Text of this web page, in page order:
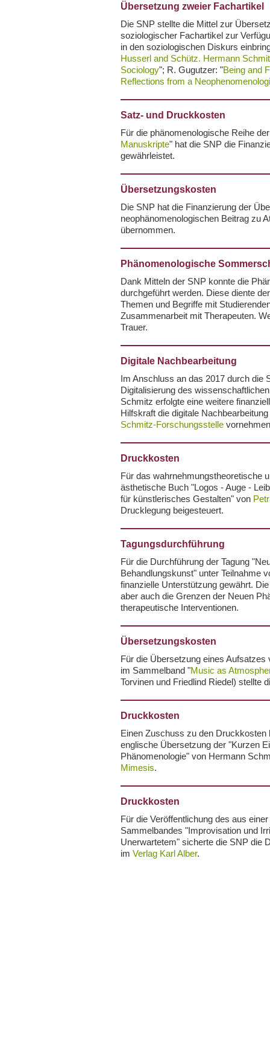
Übersetzung zweier Fachartikel
Die SNP stellte die Mittel zur
soziologischer Fachartikel zur
in den soziologischen Diskurs
Husserl and Schütz. Hermann
Sociology"; R. Gugutzer: "Being and
Reflections from a
Satz- und Druckkosten
Für die phänomenologische Reihe
Manuskripte" hat die SNP die
gewährleistet.
Übersetzungskosten
Die SNP hat die Finanzierung der
neophänomenologischen Beitrag zu
übernommen.
Phänomenologische
Dank Mitteln der SNP konnte die
durchgeführt werden. Diese diente
Themen und Begriffe mit
Zusammenarbeit mit Therapeuten.
Trauer.
Digitale Nachbearbeitung
Im Anschluss an das 2017 durch die
Digitalisierung des
Schmitz erfolgte eine weitere
Hilfskraft die digitale
Schmitz-Forschungsstelle
Druckkosten
Für das wahrnehmungstheoretische
ästhetische Buch "Logos - Auge -
für künstlerisches Gestalten" von
Drucklegung beigesteuert.
Tagungsdurchführung
Für die Durchführung der Tagung
Behandlungskunst" unter Teilnahme
finanzielle Unterstützung gewährt.
aber auch die Grenzen der Neuen
therapeutische Interventionen.
Übersetzungskosten
Für die Übersetzung eines
im Sammelband "Music as
Torvinen und Friedlind Riedel) stellte
Druckkosten
Einen Zuschuss zu den Druckkosten
englische Übersetzung der "Kurzen
Phänomenologie" von Hermann
Mimesis.
Druckkosten
Für die Veröffentlichung des aus
Sammelbandes "Improvisation und
Unerwartetem" sicherte die SNP die
im Verlag Karl Alber.